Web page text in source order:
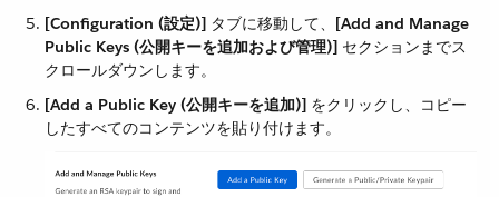
[Configuration (設定)] ​ タブに移動して、​ [Add and Manage
Public Keys (公開キーを追加および管理)] ​ セクションまでス
クロールダウンします。
[Add a Public Key (公開キーを追加)] ​ をクリックし、コピー
したすべてのコンテンツを貼り付けます。